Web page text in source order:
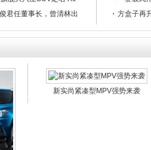
君任董事长，曾清林出
崑打造旗舰品牌奕境
方寒测图曝光
方盒子再
新实尚紧凑型MPV强势来袭